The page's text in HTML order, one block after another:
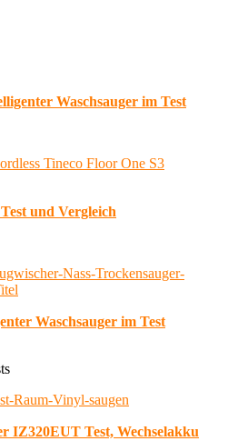
Waschsauger im Test
und Vergleich
Waschsauger im Test
IZ320EUT Test, Wechselakku